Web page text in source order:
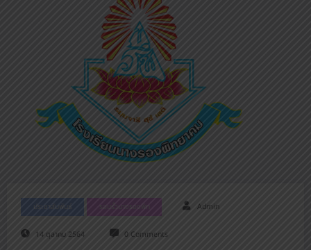
ประชาสัมพันธ์ รอบรั้วนางรองพิท Admin
14 ตุลาคม 2564 0 Comments